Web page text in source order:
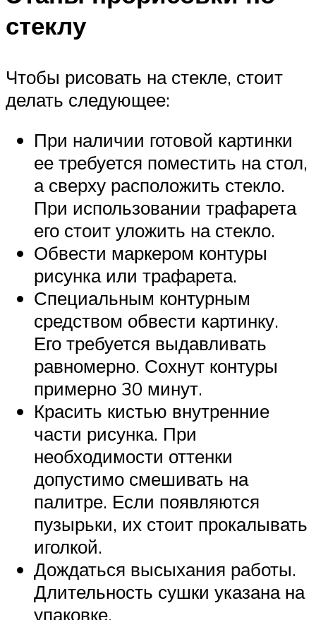
стеклу
Чтобы рисовать на стекле, стоит
делать следующее:
При наличии готовой картинки
ее требуется поместить на стол,
а сверху расположить стекло.
При использовании трафарета
его стоит уложить на стекло.
Обвести маркером контуры
рисунка или трафарета.
Специальным контурным
средством обвести картинку.
Его требуется выдавливать
равномерно. Сохнут контуры
примерно 30 минут.
Красить кистью внутренние
части рисунка. При
необходимости оттенки
допустимо смешивать на
палитре. Если появляются
пузырьки, их стоит прокалывать
иголкой.
Дождаться высыхания работы.
Длительность сушки указана на
упаковке.